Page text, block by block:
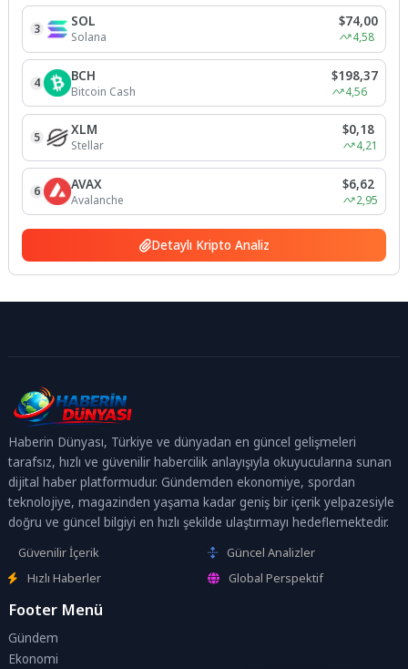
3 SOL
Solana
$74,00
4,58
4 BCH
Bitcoin Cash
$198,37
4,56
5 XLM
Stellar
$0,18
4,21
6 AVAX
Avalanche
$6,62
2,95
Detaylı Kripto Analiz
Haberin Dünyası, Türkiye ve dünyadan en güncel gelişmeleri
tarafsız, hızlı ve güvenilir habercilik anlayışıyla okuyucularına sunan
dijital haber platformudur. Gündemden ekonomiye, spordan
teknolojiye, magazinden yaşama kadar geniş bir içerik yelpazesiyle
doğru ve güncel bilgiyi en hızlı şekilde ulaştırmayı hedeflemektedir.
Güvenilir İçerik
Güncel Analizler
Hızlı Haberler
Global Perspektif
Footer Menü
Gündem
Ekonomi